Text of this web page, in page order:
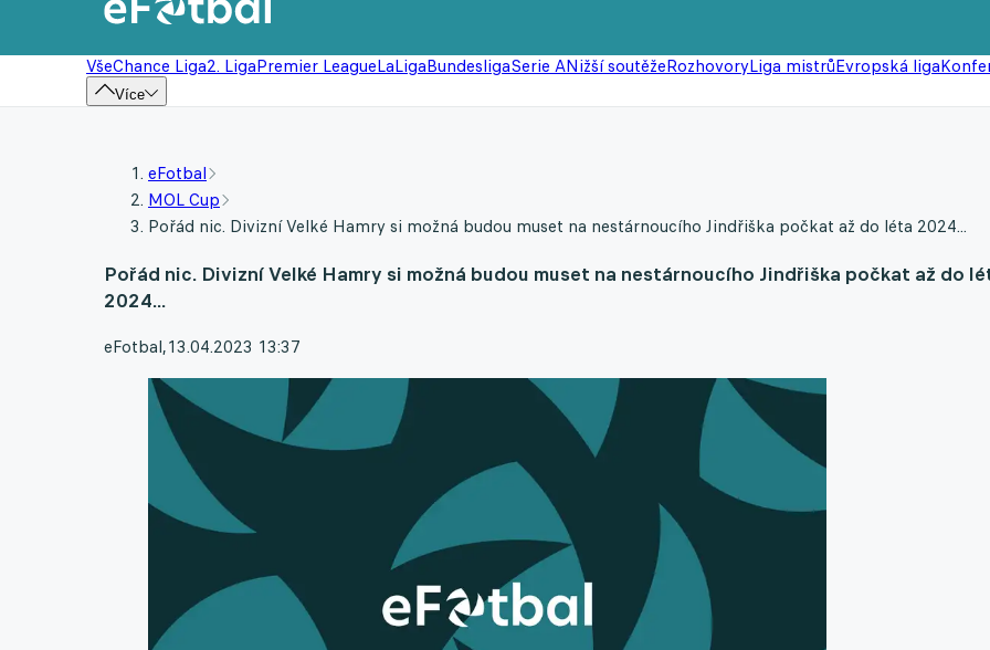
VšeChance Liga2. LigaPremier LeagueLaLigaBundesligaSerie ANižší soutěžeRozhovoryLiga mistrůEvropská liga
Více
eFotbal
MOL Cup
Pořád nic. Divizní Velké Hamry si možná budou muset na nestárnoucího Jindřiška počkat až do léta 2024...
Pořád nic. Divizní Velké Hamry si možná budou muset na nestárnoucího Jindřiška počkat až do
2024...
eFotbal,13.04.2023 13:37